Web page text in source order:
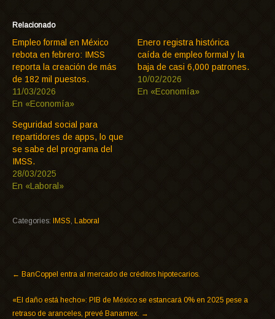
Relacionado
Empleo formal en México
rebota en febrero: IMSS
reporta la creación de más
de 182 mil puestos.
11/03/2026
En «Economía»
Enero registra histórica
caída de empleo formal y la
baja de casi 6,000 patrones.
10/02/2026
En «Economía»
Seguridad social para
repartidores de apps, lo que
se sabe del programa del
IMSS.
28/03/2025
En «Laboral»
Categories: IMSS, Laboral
← BanCoppel entra al mercado de créditos hipotecarios.
«El daño está hecho»: PIB de México se estancará 0% en 2025 pese a
retraso de aranceles, prevé Banamex. →